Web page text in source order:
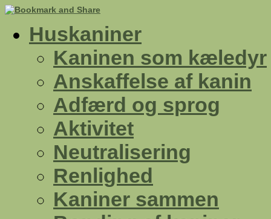
Huskaniner
Kaninen som kæledyr
Anskaffelse af kanin
Adfærd og sprog
Aktivitet
Neutralisering
Renlighed
Kaniner sammen